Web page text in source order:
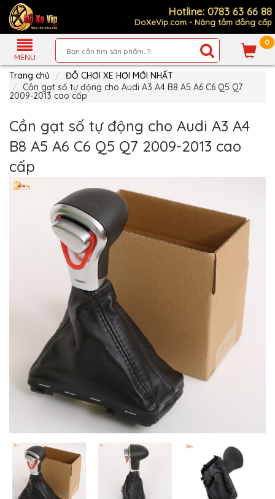
Hotline: 0783 63 66 88
DoXeVip.com - Nâng tầm đẳng cấp
MENU
0
Giới
Thiệu
Sản
Phẩm
Dẫn
Mua
Chính
Sách
Thanh
Toán
TOYOTA
HONDA
MAZDA
SUBARU
NISSAN
VOLKSWAGEN
MERCEDES
Trang chủ
ĐỒ CHƠI XE HƠI MỚI NHẤT
Cần gạt số tự động cho Audi A3 A4 B8 A5 A6 C6 Q5 Q7
2009-2013 cao cấp
Cần gạt số tự động cho Audi A3 A4
B8 A5 A6 C6 Q5 Q7 2009-2013 cao
cấp